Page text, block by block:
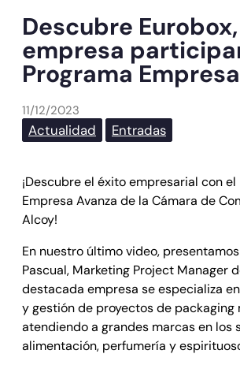
Descubre Eurobox,
empresa
Programa
11/12/2023
Actualidad Entradas
¡Descubre el éxito empresarial con el
Empresa Avanza de la Cámara de
Alcoy!
En nuestro último video,
Pascual, Marketing Project Manager
destacada empresa se especializa
y gestión de proyectos de packaging
atendiendo a grandes marcas en los
alimentación, perfumería y